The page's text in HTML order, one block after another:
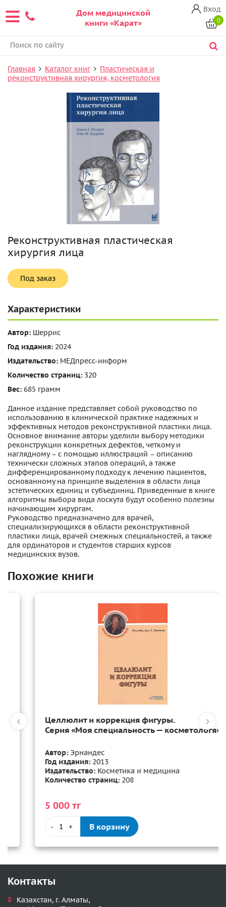
Дом медицинской
книги «Карат»
Вход
0
Главная Каталог книг
Пластическая и
реконструктивная хирургия, косметология
Реконструктивная пластическая
хирургия лица
Под заказ
Характеристики
Автор: Шеррис
Год издания: 2024
Издательство: МЕДпресс-информ
Количество страниц: 320
Вес: 685 грамм
Данное издание представляет собой руководство по
использованию в клинической практике надежных и
эффективных методов реконструктивной пластики лица.
Основное внимание авторы уделили выбору методики
реконструкции конкретных дефектов, четкому и
наглядному – с помощью иллюстраций – описанию
технически сложных этапов операций, а также
дифференцированному подходу к лечению пациентов,
основанному на принципе выделения в области лица
эстетических единиц и субъединиц. Приведенные в книге
алгоритмы выбора вида лоскута будут особенно полезны
начинающим хирургам.
Руководство предназначено для врачей,
специализирующихся в области реконструктивной
пластики лица, врачей смежных специальностей, а также
для ординаторов и студентов старших курсов
медицинских вузов.
Похожие книги
Целлюлит и коррекция фигуры.
Серия «Моя специальность — косметологя»
Автор:Эрнандес
Год издания:2013
Издательство:Косметика и медицина
Количество страниц:208
5 000 тг
+ В корзину
Контакты
Казахстан, г. Алматы,